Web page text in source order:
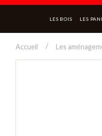
LES BOIS LES
Accueil Les